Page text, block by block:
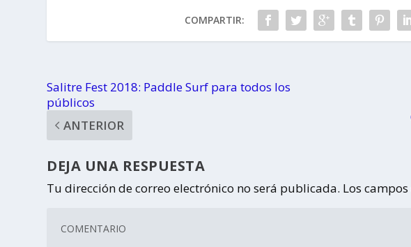
COMPARTIR:
Salitre Fest 2018: Paddle Surf para todos los
públicos
ANTERIOR
DEJA UNA RESPUESTA
Tu dirección de correo electrónico no será publicada. Los